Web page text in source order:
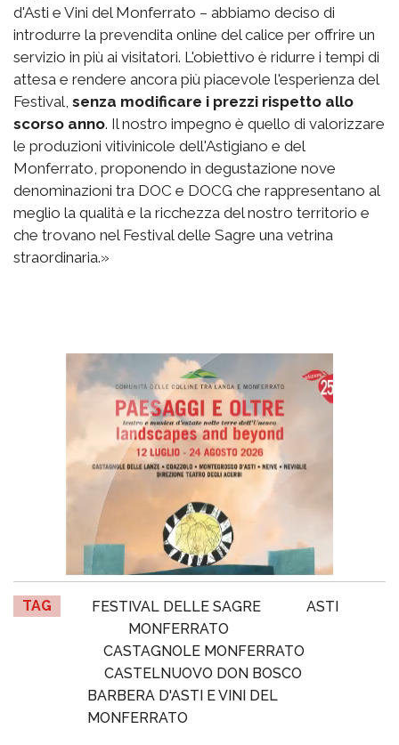
d'Asti e Vini del Monferrato – abbiamo deciso di
introdurre la prevendita online del calice per offrire un
servizio in più ai visitatori. L'obiettivo è ridurre i tempi di
attesa e rendere ancora più piacevole l'esperienza del
Festival, senza modificare i prezzi rispetto allo
scorso anno. Il nostro impegno è quello di valorizzare
le produzioni vitivinicole dell'Astigiano e del
Monferrato, proponendo in degustazione nove
denominazioni tra DOC e DOCG che rappresentano al
meglio la qualità e la ricchezza del nostro territorio e
che trovano nel Festival delle Sagre una vetrina
straordinaria.»
TAG FESTIVAL DELLE SAGRE
ASTI
MONFERRATO
CASTAGNOLE MONFERRATO
CASTELNUOVO DON BOSCO
BARBERA D'ASTI E VINI DEL
MONFERRATO